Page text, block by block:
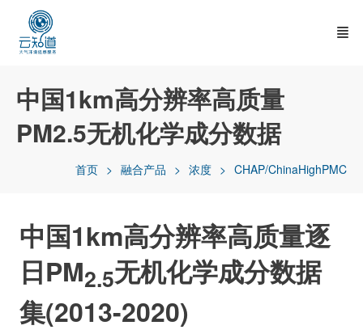
中国1km高分辨率高质量
PM2.5无机化学成分数据
首页 融合产品 浓度 CHAP/ChinaHighPMC
中国1km高分辨率高质量逐
日PM2.5无机化学成分数据
集(2013-2020)